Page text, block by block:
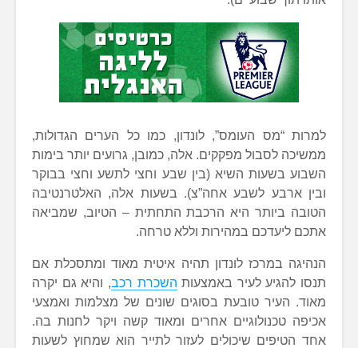
למרות “מס העומס”, לונדון, כמו כל הערים הגדולות,
ממשיכה לסבול מפקקים. אלה, כמובן, גרועים יותר בימות
השבוע בשעות השיא (בין שבע וחצי לתשע וחצי בבוקר
ובין ארבע לשבע אחה”צ). בשעות אלה, האלטרנטיבה
הטובה ביותר היא הרכבת התחתית – הטיוב, שמביאה
אתכם ליעדכם במהירות וללא טרחה.
הנהיגה במרכז לונדון תהיה איטית מאוד ומתסכלת אם
תנסו להגיע לעיר באמצעות השכרת רכב, והיא גם יקרה
מאוד. העיר טובעת בסוגים שונים של מצלמות ואמצעי
אכיפה טכנולוגיים אחרים ומאוד קשה ויקר לחנות בה.
אחד הטיפים שיכולים לעזור לתייר הוא שמחוץ לשעות